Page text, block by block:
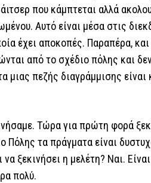
που κάμπτεται αλλά
Αυτό είναι μέσα στις
έχει αποκοπές. Παραπέρα,
από το σχέδιο πόλης και
μιας πεζής διαγράμμισης
Τώρα για πρώτη φορά
Πόλης τα πράγματα είναι
να ξεκινήσει η μελέτη? Ναι.
πολύ.